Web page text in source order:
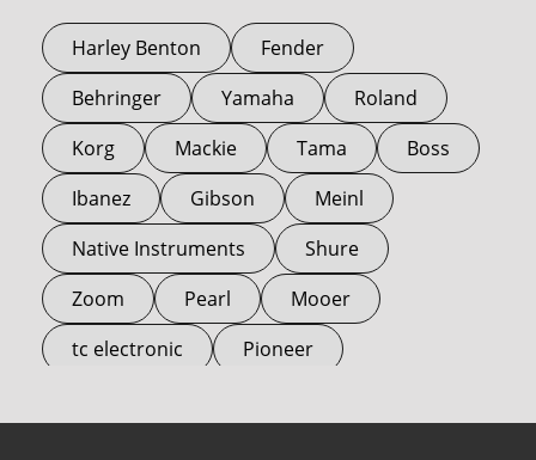
Harley Benton
Fender
Behringer
Yamaha
Roland
Korg
Mackie Tama
Boss
Ibanez
Gibson
Meinl
Native Instruments
Shure
Zoom
Pearl
Mooer
tc electronic
Pioneer